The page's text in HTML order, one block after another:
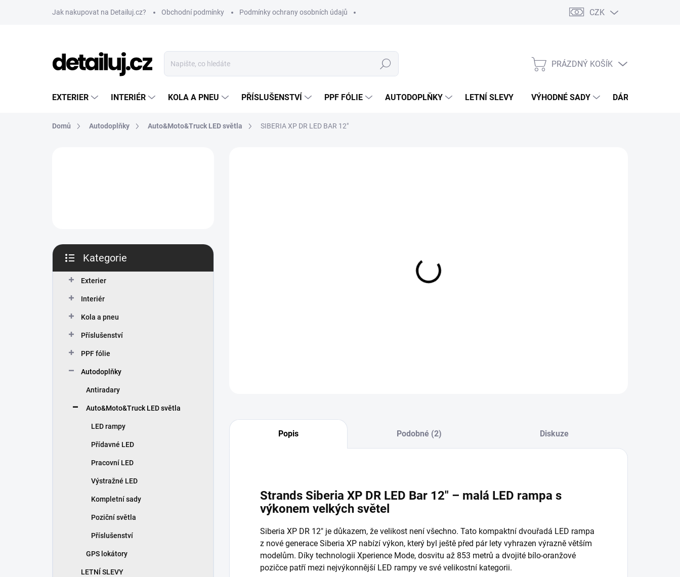
Jak nakupovat na Detailuj.cz? Obchodní podmínky Podmínky ochrany osobních údajů CZK
Hledat
NÁKUPNÍ
PRÁZDNÝ KOŠÍK
EXTERIER INTERIÉR KOLA A PNEU PŘÍSLUŠENSTVÍ PPF FÓLIE AUTODOPLŇKY LETNÍ SLEVY VÝHODNÉ SADY DÁRKOVÝ
Domů Autodoplňky Auto&Moto&Truck LED světla SIBERIA XP DR LED BAR 12″
p
n
kategorie
Kategorie
Exterier
Interiér
Kola a pneu
Příslušenství
PPF fólie
Autodoplňky
Antiradary
Auto&Moto&Truck LED světla
LED rampy
Přídavné LED
Pracovní LED
Výstražné LED
Kompletní sady
Poziční světla
Příslušenství
GPS lokátory
LETNÍ SLEVY
L
R112 schválením. Perfektní pro off-road, pracovní a zásahová
Popis Podobné (2) Diskuze
Strands Siberia XP DR LED Bar 12" – malá LED rampa s
výkonem velkých světel
Siberia XP DR 12" je důkazem, že velikost není všechno. Tato kompaktní dvouřadá LED rampa
z nové generace Siberia XP nabízí výkon, který byl ještě před pár lety vyhrazen výrazně větším
modelům. Díky technologii Xperience Mode, dosvitu až 853 metrů a dvojité bílo-oranžové
pozičce patří mezi nejvýkonnější LED rampy ve své velikostní kategorii.